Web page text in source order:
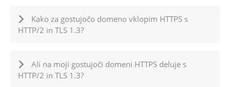
Kako za gostujočo domeno vklopim HTTPS s
HTTP/2 in TLS 1.3?
Ali na moji gostujoči domeni HTTPS deluje s
HTTP/2 in TLS 1.3?